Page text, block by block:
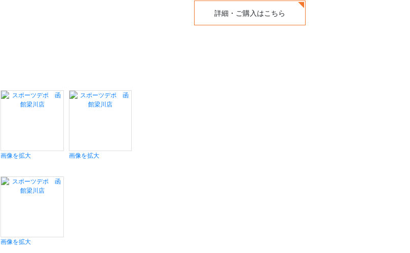
画像を拡大 画像を拡大
画像を拡大
詳細・ご購入はこちら